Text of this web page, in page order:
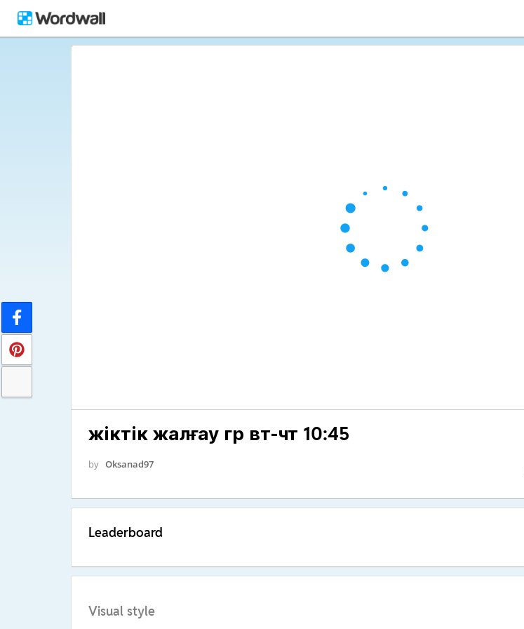
жіктік жалғау гр вт-чт 10:45
by Oksanad97
Leaderboard
Visual style